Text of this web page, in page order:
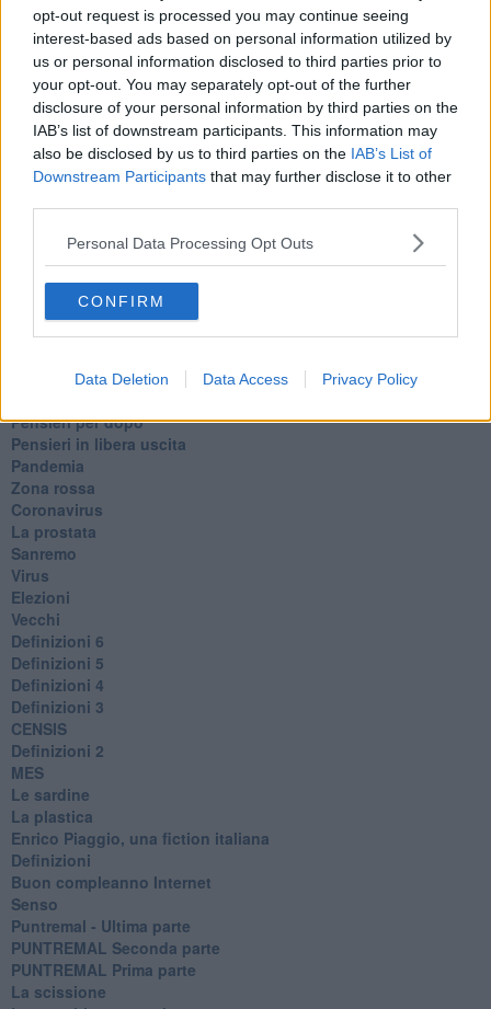
opt-out request is processed you may continue seeing
interest-based ads based on personal information utilized by
us or personal information disclosed to third parties prior to
your opt-out. You may separately opt-out of the further
disclosure of your personal information by third parties on the
IAB’s list of downstream participants. This information may
also be disclosed by us to third parties on the IAB’s List of
Downstream Participants that may further disclose it to other
Personal Data Processing Opt Outs
CONFIRM
Data Deletion Data Access Privacy Policy
Destino
Valdera
Commissari
L'orso
Grullaia
Spot
​Il grande vuoto
​La guerra dei mondi
Silvia
Congiunti
​Lettera sulla brevità della vita
​Lettera sul tempo
Pensieri per dopo
​Pensieri in libera uscita
Pandemia
Zona rossa
Coronavirus
La prostata
Sanremo
Virus
Elezioni
Vecchi
Definizioni 6
Definizioni 5
Definizioni 4
Definizioni 3
CENSIS
​Definizioni 2
MES
Le sardine
La plastica
​Enrico Piaggio, una fiction italiana
Definizioni
​Buon compleanno Internet
Senso
Puntremal - Ultima parte
PUNTREMAL Seconda parte
​PUNTREMAL Prima parte
La scissione